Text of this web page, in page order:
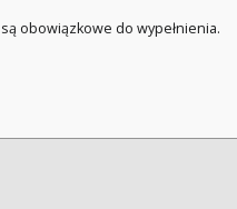
obowiązkowe do wypełnienia.